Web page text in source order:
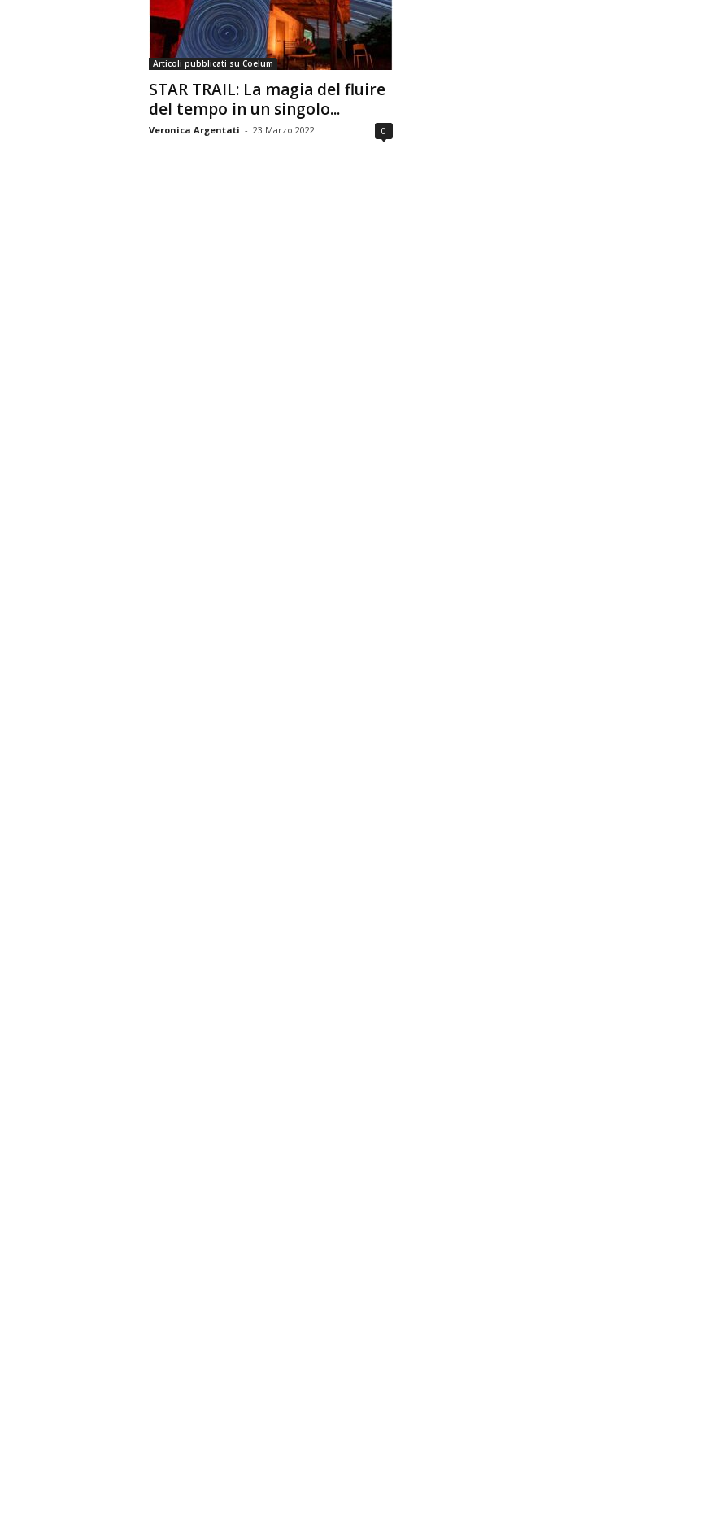
n
o
m
i
a
Articoli pubblicati su Coelum
STAR TRAIL: La magia del fluire
del tempo in un singolo...
Veronica Argentati - 23 Marzo 2022 0